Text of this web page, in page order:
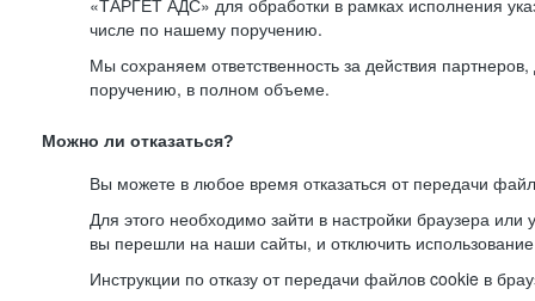
«ТАРГЕТ АДС» для обработки в рамках исполнения
числе по нашему поручению.
Мы сохраняем ответственность за действия
поручению, в полном объеме.
Можно ли отказаться?
Вы можете в любое время отказаться от передачи
Для этого необходимо зайти в настройки браузера или
вы перешли на наши сайты, и отключить
Инструкции по отказу от передачи файлов cookie в